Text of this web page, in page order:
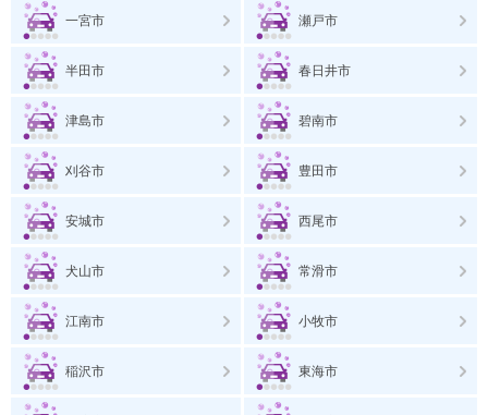
一宮市 瀬戸市
半田市 春日井市
津島市 碧南市
刈谷市 豊田市
安城市 西尾市
犬山市 常滑市
江南市 小牧市
稲沢市 東海市